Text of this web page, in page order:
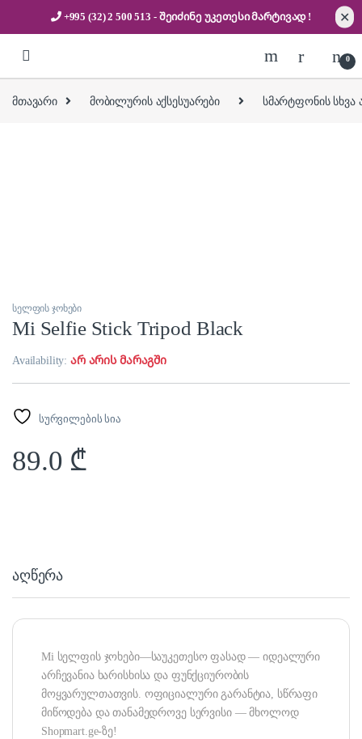
+995 (32) 2 500 513 - შეიძინე უკეთესიმარტივად ! ✕
0
მთავარი მობილურის აქსესუარები სმარტფონის სხვა
სელფის ჯოხები
Mi Selfie Stick Tripod Black
Availability:არ არის მარაგში
სურვილების სია
89.0 ₾
აღწერა
Mi სელფის ჯოხები—საუკეთესო ფასად — იდეალური
არჩევანია ხარისხისა და ფუნქციურობის
მოყვარულთათვის. ოფიციალური გარანტია, სწრაფი
მიწოდება და თანამედროვე სერვისი — მხოლოდ
Shopmart.ge-ზე!